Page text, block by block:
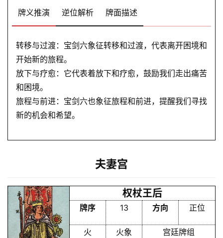
牌义推演 逆位解析 牌面描述
转移与过渡：宝剑六象征转移和过渡，代表离开困境和
开始新的旅程。
放下与疗愈：它代表着放下和疗愈，鼓励我们走出痛苦
和困境。
旅程与前进：宝剑六也象征旅程和前进，提醒我们寻找
新的机会和希望。
夫妻宫
权杖王后
牌序 13 方向 正位
火 火象 宫廷牌组